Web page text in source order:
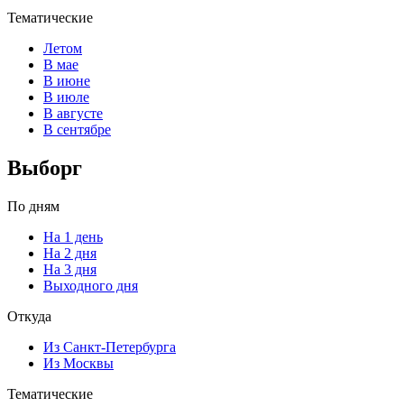
Тематические
Летом
В мае
В июне
В июле
В августе
В сентябре
Выборг
По дням
На 1 день
На 2 дня
На 3 дня
Выходного дня
Откуда
Из Санкт-Петербурга
Из Москвы
Тематические